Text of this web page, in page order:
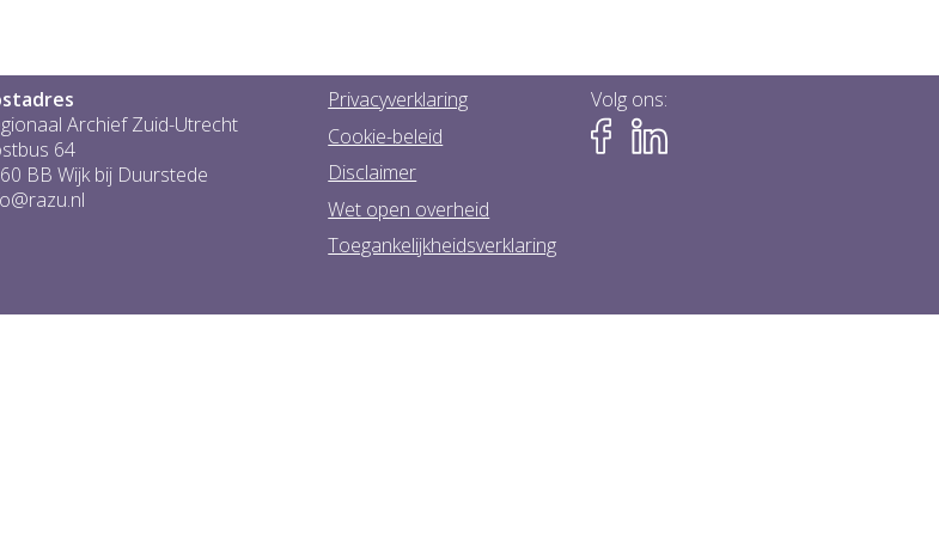
Archief Zuid-Utrecht
64
BB Wijk bij Duurstede
Privacyverklaring
Cookie-beleid
Disclaimer
Wet open overheid
Toegankelijkheidsverklaring
Volg ons: